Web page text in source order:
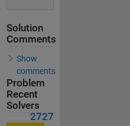
Solution
Comments
Show
comments
Problem
Recent
Solvers
2727